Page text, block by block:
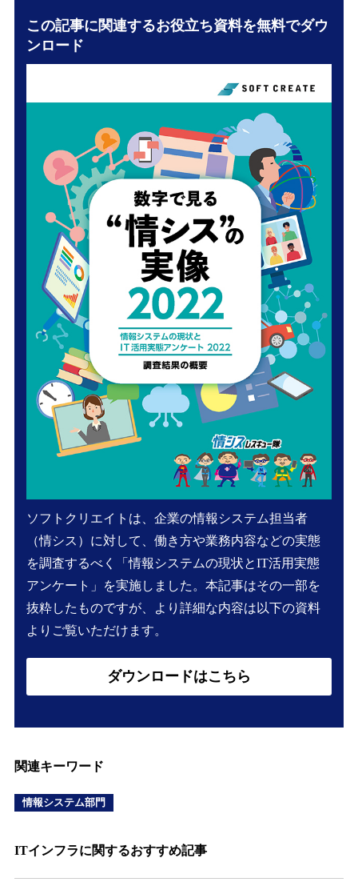
この記事に関連するお役立ち資料を無料でダウ
ンロード
ソフトクリエイトは、企業の情報システム担当者
（情シス）に対して、働き方や業務内容などの実態
を調査するべく「情報システムの現状とIT活用実態
アンケート」を実施しました。本記事はその一部を
抜粋したものですが、より詳細な内容は以下の資料
よりご覧いただけます。
ダウンロードはこちら
関連キーワード
情報システム部門
ITインフラに関するおすすめ記事